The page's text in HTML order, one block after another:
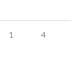
1 4